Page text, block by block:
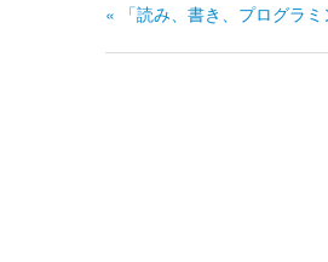
« 「読み、書き、プログラ